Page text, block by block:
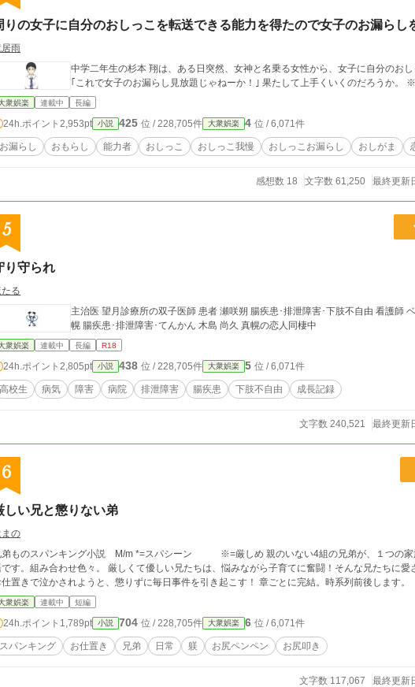
りの女子に自分のおしっこを転送できる能力を得たので女子のお漏らし
雨
中学二年生の杉本 翔は、ある日突然、女神と名乗る女性から、女子に自分のおし
｢これで女子のお漏らし見放題じゃねーか！｣ 果たして上手
衆娯楽 連載中 長編
24h.ポイント 2,953pt 小説 425 位 / 228,705件 大衆娯楽 4 位 / 6,071件
お漏らし おもらし 能力者 おしっこ おしっこ我慢 おしっこお漏らし おしがま
感想数 18 文字数 61,250 最終更新
5
り守られ
る
主治医 望月診療所の双子医師 患者 瀬咲朔 腸疾患･排泄障害･下肢不自由 看護師 ベテラン山添さん 準主人公 成海真
幌 腸疾患･排泄障害･てんかん 木島 尚久 真幌の恋人同棲中
衆娯楽 連載中 長編 R18
24h.ポイント 2,805pt 小説 438 位 / 228,705件 大衆娯楽 5 位 / 6,071件
高校生 病気 障害 病院 排泄障害 腸疾患 下肢不自由 成長記録
文字数 240,521 最終更新
6
しい兄と懲りない弟
の
ものスパンキング小説 M/m *=スパシーン ※=厳しめ 親のいない4組の兄弟が、１つの家族として支え合って育っていく物
合わせ色々。 厳しくて優しい兄たちは、悩みながら子育てに奮闘！そんな兄たちに愛されるやんちゃな弟たちは、何度
お仕置きで泣かされようと、懲りずに毎日事件を引き起こす！ 章ごとに完結。時系列前後します。
衆娯楽 連載中 短編
24h.ポイント 1,789pt 小説 704 位 / 228,705件 大衆娯楽 6 位 / 6,071件
スパンキング お仕置き 兄弟 日常 躾 お尻ペンペン お尻叩き
文字数 117,067 最終更新